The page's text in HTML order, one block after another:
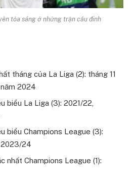
tỏa sáng ở những trận cầu đinh
tháng của La Liga (2): tháng 11
2024
biểu La Liga (3): 2021/22,
biểu Champions League (3):
24
nhất Champions League (1):